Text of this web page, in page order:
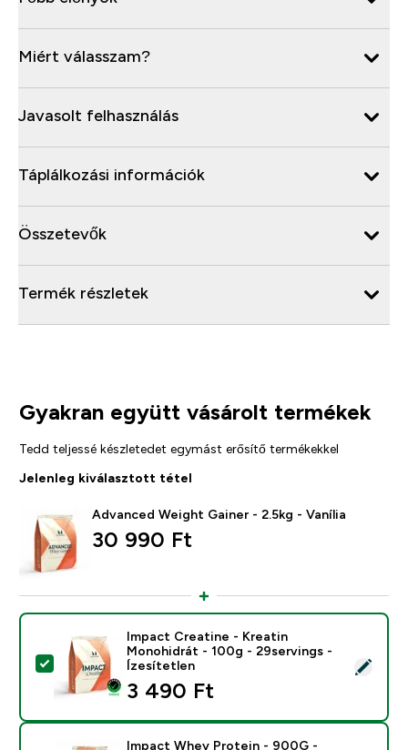
Miért válasszam?
Javasolt felhasználás
Táplálkozási információk
Összetevők
Termék részletek
Gyakran együtt vásárolt termékek
Tedd teljessé készletedet egymást erősítő termékekkel
Jelenleg kiválasztott tétel
Advanced Weight Gainer - 2.5kg - Vanília
30 990 Ft‎
Termék kiválasztása - Impact Creatine - Kreatin
Impact Creatine - Kreatin
Monohidrát - 100g - 29servings -
Ízesítetlen
3 490 Ft‎
Impact Whey Protein - 900G -